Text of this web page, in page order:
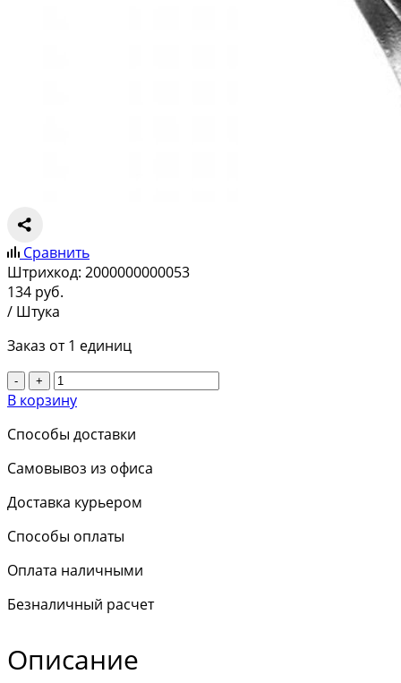
Сравнить
Штрихкод: 2000000000053
134 руб.
/ Штука
Заказ от 1 единиц
- +
В корзину
Способы доставки
Самовывоз из офиса
Доставка курьером
Способы оплаты
Оплата наличными
Безналичный расчет
Описание